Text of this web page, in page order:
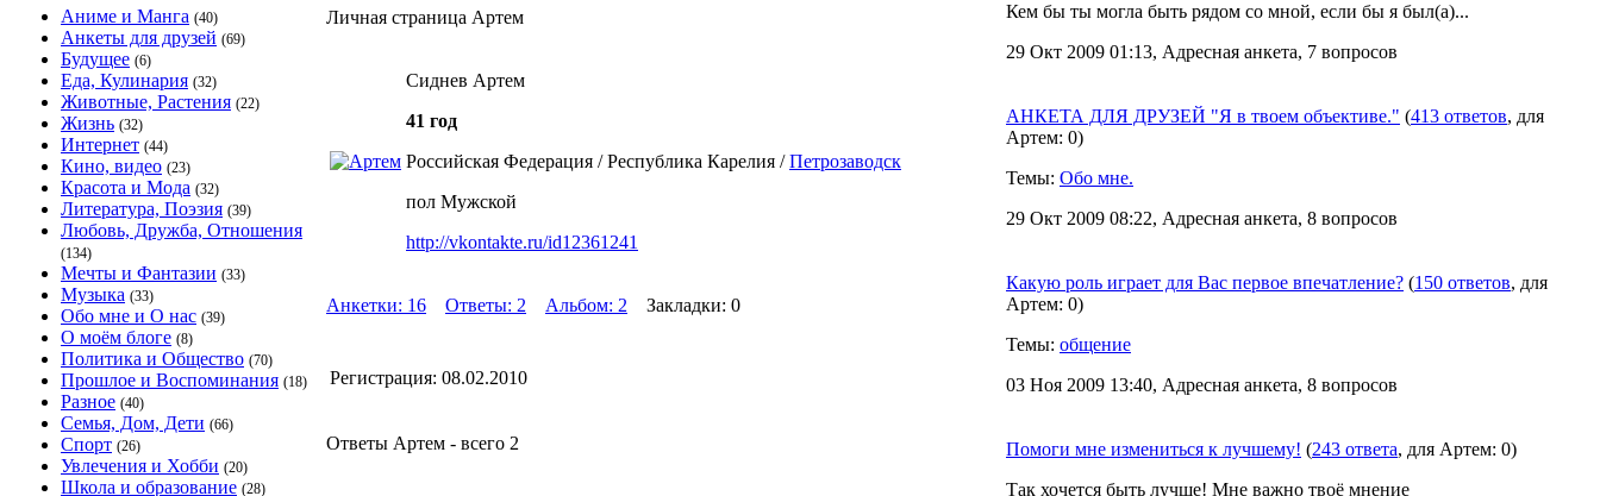
Аниме и Манга (40)
Анкеты для друзей (69)
Будущее (6)
Еда, Кулинария (32)
Животные, Растения (22)
Жизнь (32)
Интернет (44)
Кино, видео (23)
Красота и Мода (32)
Литература, Поэзия (39)
Любовь, Дружба, Отношения
(134)
Мечты и Фантазии (33)
Музыка (33)
Обо мне и О нас (39)
О моём блоге (8)
Политика и Общество (70)
Прошлое и Воспоминания (18)
Разное (40)
Семья, Дом, Дети (66)
Спорт (26)
Увлечения и Хобби (20)
Школа и образование (28)
Личная страница Артем
Сиднев Артем
41 год
Российская Федерация / Республика Карелия /Петрозаводск
пол Мужской
http://vkontakte.ru/id12361241
Анкетки: 16 Ответы: 2 Альбом: 2 Закладки: 0
Регистрация: 08.02.2010
Ответы Артем - всего 2
Кем бы ты могла быть рядом со мной, если бы я был(а)...
29 Окт 2009 01:13, Адресная анкета, 7 вопросов
АНКЕТА ДЛЯ ДРУЗЕЙ "Я в твоем объективе." (413 ответов, для
Артем: 0)
Темы: Обо мне.
29 Окт 2009 08:22, Адресная анкета, 8 вопросов
Какую роль играет для Вас первое впечатление? (150 ответов, для
Артем: 0)
Темы: общение
03 Ноя 2009 13:40, Адресная анкета, 8 вопросов
Помоги мне измениться к лучшему! (243 ответа, для Артем: 0)
Так хочется быть лучше! Мне важно твоё мнение